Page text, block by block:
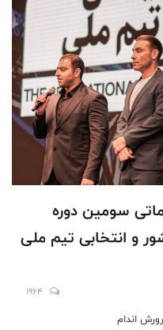
سومين دوره
و انتخابی تیم ملی
1964
اندام